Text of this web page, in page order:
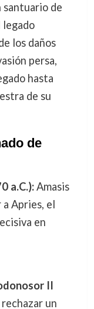
santuario de
legado
los daños
persa,
hasta
de su
de
a.C.):Amasis
Apries, el
en
II
un